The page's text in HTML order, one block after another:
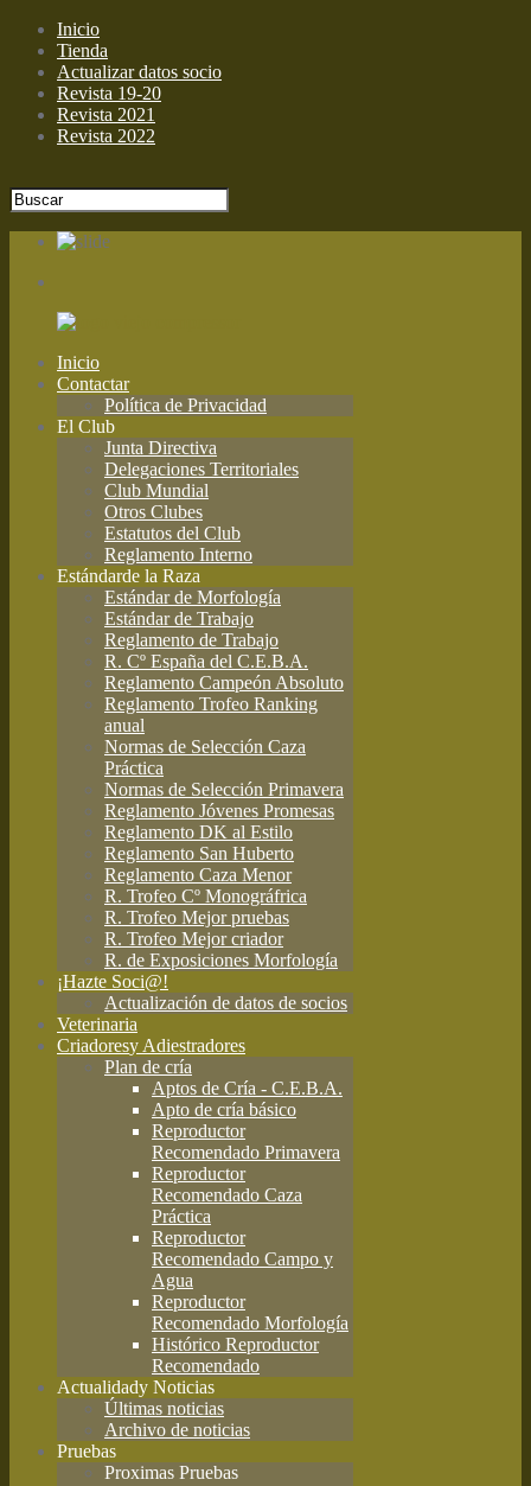
Inicio
Tienda
Actualizar datos socio
Revista 19-20
Revista 2021
Revista 2022
Inicio
Contactar
Política de Privacidad
El Club
Junta Directiva
Delegaciones Territoriales
Club Mundial
Otros Clubes
Estatutos del Club
Reglamento Interno
Estándarde la Raza
Estándar de Morfología
Estándar de Trabajo
Reglamento de Trabajo
R. Cº España del C.E.B.A.
Reglamento Campeón Absoluto
Reglamento Trofeo Ranking
anual
Normas de Selección Caza
Práctica
Normas de Selección Primavera
Reglamento Jóvenes Promesas
Reglamento DK al Estilo
Reglamento San Huberto
Reglamento Caza Menor
R. Trofeo Cº Monográfrica
R. Trofeo Mejor pruebas
R. Trofeo Mejor criador
R. de Exposiciones Morfología
¡Hazte Soci@!
Actualización de datos de socios
Veterinaria
Criadoresy Adiestradores
Plan de cría
Aptos de Cría - C.E.B.A.
Apto de cría básico
Reproductor
Recomendado Primavera
Reproductor
Recomendado Caza
Práctica
Reproductor
Recomendado Campo y
Agua
Reproductor
Recomendado Morfología
Histórico Reproductor
Recomendado
Actualidady Noticias
Últimas noticias
Archivo de noticias
Pruebas
Proximas Pruebas